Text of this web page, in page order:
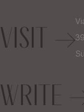
VISIT
WRITE